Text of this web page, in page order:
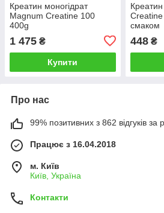
Креатин моногідрат
Magnum Creatine 100
400g
1 475 ₴
Купити
Creatine
смаком
448₴
Про нас
99% позитивних з 862 відгуків за
Працює з 16.04.2018
м. Київ
Київ, Україна
Контакти